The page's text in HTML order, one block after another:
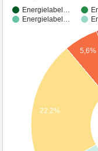
Energielabel…
Energielabel…
5,6%
22,2%